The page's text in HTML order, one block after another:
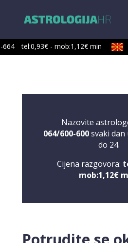
tel:0,93€ - mob:1,12€ min
Nazovite
064/600-600svaki dan
do 24.
Cijena razgovora:
mob:1,12€